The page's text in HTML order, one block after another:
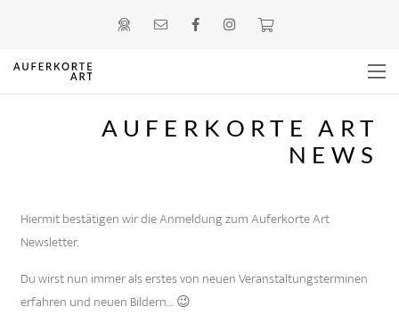
AUFERKORTE ART
NEWS
Hiermit bestätigen wir die Anmeldung zum Auferkorte Art
Newsletter.
Du wirst nun immer als erstes von neuen Veranstaltungsterminen
erfahren und neuen Bildern… 😉